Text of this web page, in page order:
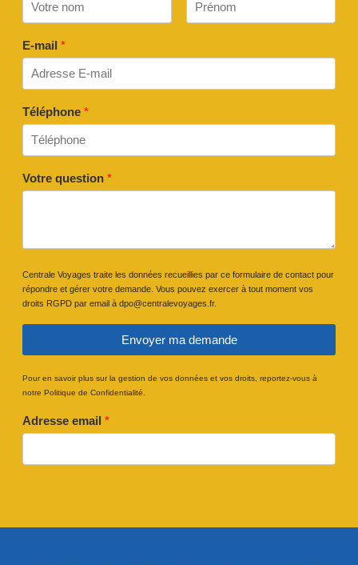
E-mail *
Téléphone *
Votre question *
Centrale Voyages traite les données recueillies par ce formulaire de contact pour
répondre et gérer votre demande. Vous pouvez exercer à tout moment vos
droits RGPD par email à dpo@centralevoyages.fr.
Envoyer ma demande
Pour en savoir plus sur la gestion de vos données et vos droits, reportez-vous à
notre Politique de Confidentialité.
Adresse email *